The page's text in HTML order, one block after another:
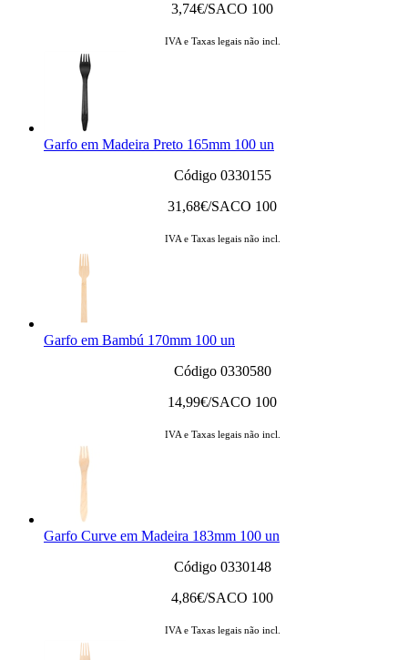
3,74€/SACO 100
IVA e Taxas legais não incl.
Garfo em Madeira Preto 165mm 100 un
Código 0330155
31,68€/SACO 100
IVA e Taxas legais não incl.
Garfo em Bambú 170mm 100 un
Código 0330580
14,99€/SACO 100
IVA e Taxas legais não incl.
Garfo Curve em Madeira 183mm 100 un
Código 0330148
4,86€/SACO 100
IVA e Taxas legais não incl.